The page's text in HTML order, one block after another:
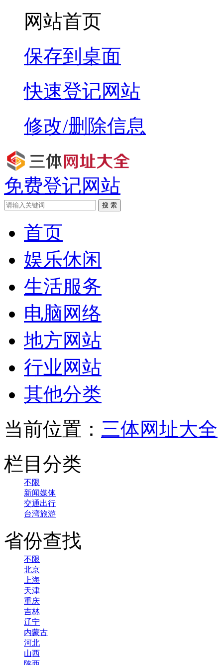
网站首页
保存到桌面
快速登记网站
修改/删除信息
免费登记网站
搜 索
首页
娱乐休闲
生活服务
电脑网络
地方网站
行业网站
其他分类
当前位置： 三体网址大全
栏目分类
不限
新闻媒体
交通出行
台湾旅游
省份查找
不限
北京
上海
天津
重庆
吉林
辽宁
内蒙古
河北
山西